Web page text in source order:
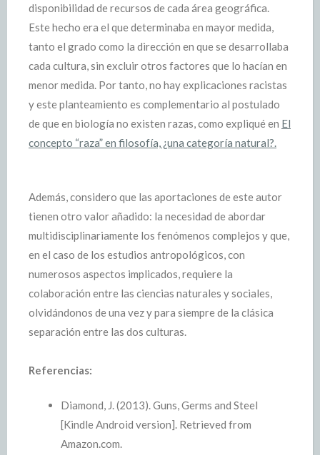
disponibilidad de recursos de cada área geográfica.
Este hecho era el que determinaba en mayor medida,
tanto el grado como la dirección en que se desarrollaba
cada cultura, sin excluir otros factores que lo hacían en
menor medida. Por tanto, no hay explicaciones racistas
y este planteamiento es complementario al postulado
de que en biología no existen razas, como expliqué en El
concepto “raza” en filosofía, ¿una categoría natural?.
Además, considero que las aportaciones de este autor
tienen otro valor añadido: la necesidad de abordar
multidisciplinariamente los fenómenos complejos y que,
en el caso de los estudios antropológicos, con
numerosos aspectos implicados, requiere la
colaboración entre las ciencias naturales y sociales,
olvidándonos de una vez y para siempre de la clásica
separación entre las dos culturas.
Referencias:
Diamond, J. (2013). Guns, Germs and Steel
[Kindle Android version]. Retrieved from
Amazon.com.